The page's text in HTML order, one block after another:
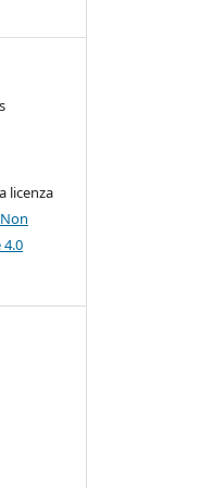
licenza